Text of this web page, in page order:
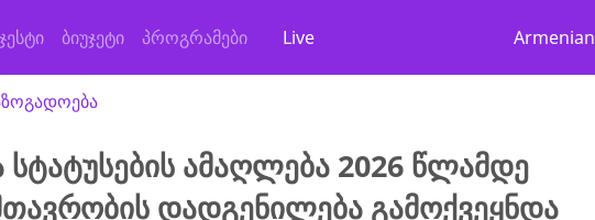
ბიუჯეტი პროგრამები Live Armenian
ამაღლება 2026 წლამდე
დადგენილება გამოქვეყნდა